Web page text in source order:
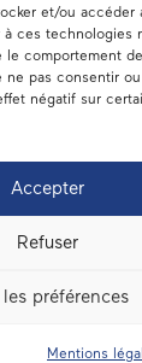
et/ou accéder
ces technologies
comportement
pas consentir
négatif sur
Accepter
Refuser
préférences
Mentions
député
les médias
circonscription
l’assemblée
Contact